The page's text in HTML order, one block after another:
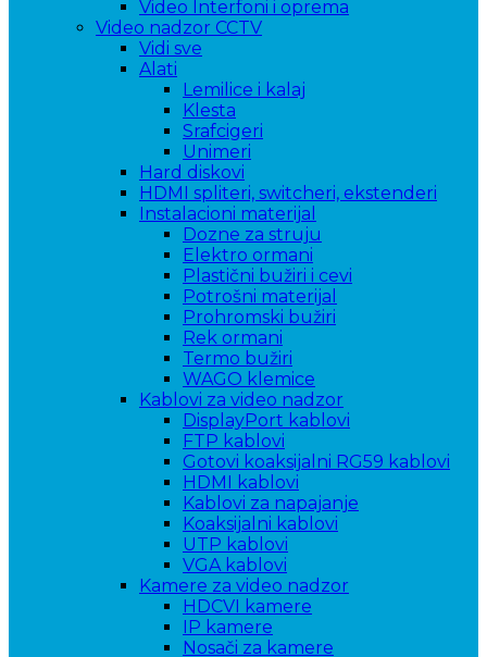
Video Interfoni i oprema
Video nadzor CCTV
Vidi sve
Alati
Lemilice i kalaj
Klesta
Srafcigeri
Unimeri
Hard diskovi
HDMI spliteri, switcheri, ekstenderi
Instalacioni materijal
Dozne za struju
Elektro ormani
Plastični bužiri i cevi
Potrošni materijal
Prohromski bužiri
Rek ormani
Termo bužiri
WAGO klemice
Kablovi za video nadzor
DisplayPort kablovi
FTP kablovi
Gotovi koaksijalni RG59 kablovi
HDMI kablovi
Kablovi za napajanje
Koaksijalni kablovi
UTP kablovi
VGA kablovi
Kamere za video nadzor
HDCVI kamere
IP kamere
Nosači za kamere